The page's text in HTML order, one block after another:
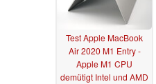
Test Apple MacBook
Air 2020 M1 Entry -
Apple M1 CPU
demütigt Intel und AMD